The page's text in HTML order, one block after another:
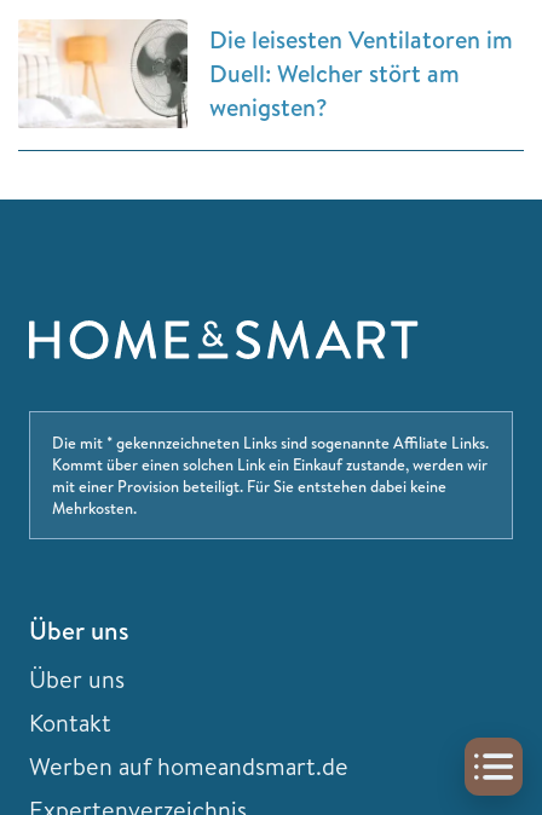
Die leisesten Ventilatoren im
Duell: Welcher stört am
wenigsten?
Die mit * gekennzeichneten Links sind sogenannte Affiliate Links.
Kommt über einen solchen Link ein Einkauf zustande, werden wir
mit einer Provision beteiligt. Für Sie entstehen dabei keine
Mehrkosten.
Über uns
Über uns
Kontakt
Werben auf homeandsmart.de